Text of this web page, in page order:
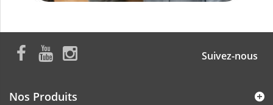
Suivez-nous
Nos Produits